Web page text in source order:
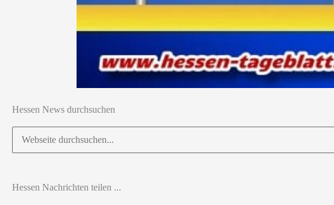
Hessen News durchsuchen
Suchen
nach:
Hessen Nachrichten teilen ...